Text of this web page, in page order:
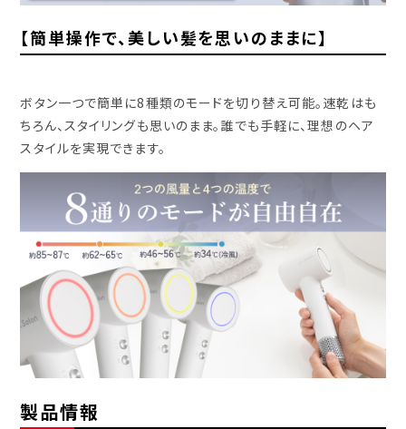
【簡単操作で、美しい髪を思いのままに】
ボタン一つで簡単に8種類のモードを切り替え可能。速乾はも
ちろん、スタイリングも思いのまま。誰でも手軽に、理想のヘア
スタイルを実現できます。
製品情報